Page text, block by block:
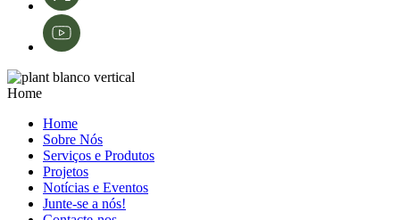
Home
Home
Sobre Nós
Serviços e Produtos
Projetos
Notícias e Eventos
Junte-se a nós!